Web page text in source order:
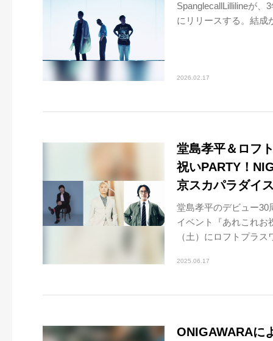
SpanglecallLillilineが、
にリリースする。結成
2026.02.17
堂島孝平＆ロフ
祝いPARTY！
京スカパラダイ
堂島孝平のデビュー30
イベント『あれこれお
（土）にロフトプラス
2025.06.17
ONIGAWARAに